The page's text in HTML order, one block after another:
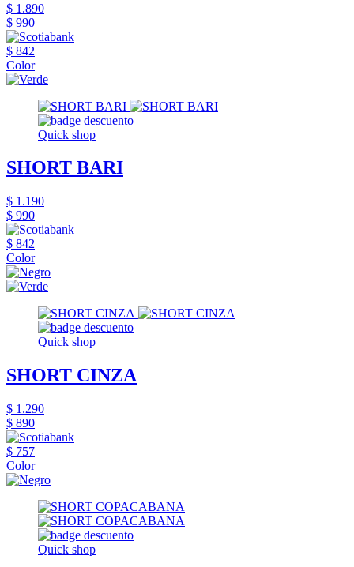
$ 1.890
$ 990
$ 842
Color
Quick shop
SHORT BARI
$ 1.190
$ 990
$ 842
Color
Quick shop
SHORT CINZA
$ 1.290
$ 890
$ 757
Color
Quick shop